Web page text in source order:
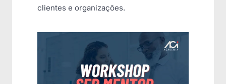
clientes e organizações.